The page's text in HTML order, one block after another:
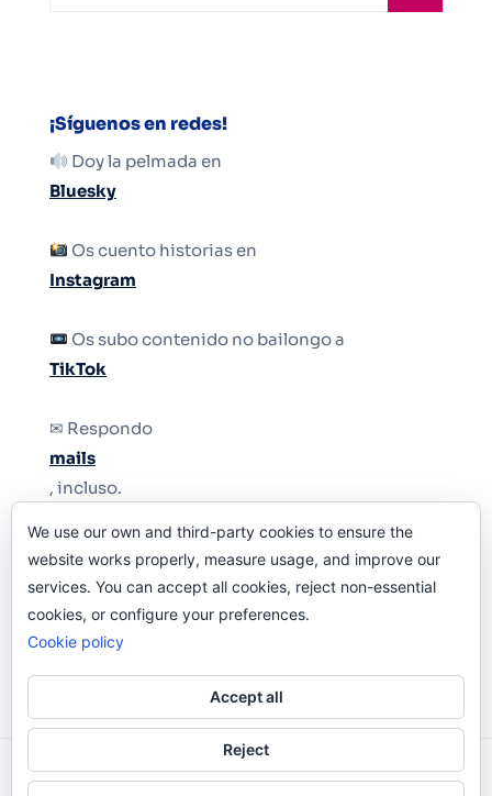
¡Síguenos en redes!
Doy la pelmada en
Bluesky
Os cuento historias en
Instagram
Os subo contenido no bailongo a
TikTok
✉ Respondo
mails
, incluso.
Y si una persona no puede tener teléfono, que
le quiten el teléfono.
Odi O'Malley © 2016-2025. Todos Los Derechos
We use our own and third-party cookies to ensure the
website works properly, measure usage, and improve our
services. You can accept all cookies, reject non-essential
cookies, or configure your preferences.
Cookie policy
Accept all
Reject